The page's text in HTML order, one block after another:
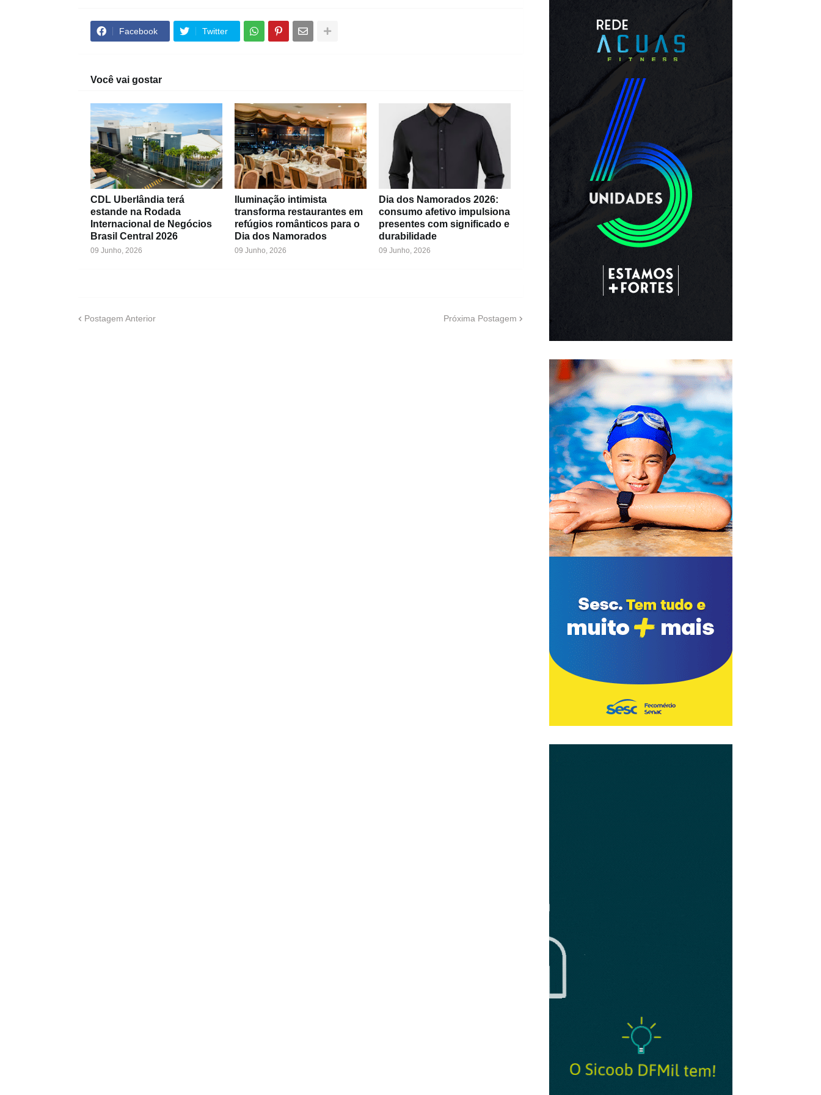
Facebook Twitter
Você vai gostar
CDL Uberlândia terá
estande na Rodada
Internacional de Negócios
Brasil Central 2026
09 Junho, 2026
Iluminação intimista
transforma restaurantes em
refúgios românticos para o
Dia dos Namorados
09 Junho, 2026
Dia dos Namorados 2026:
consumo afetivo impulsiona
presentes com significado e
durabilidade
09 Junho, 2026
Postagem Anterior Próxima Postagem